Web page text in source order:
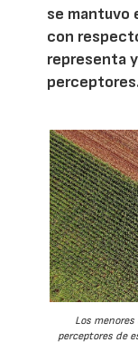
se mantuvo
con
representa
Los
perceptores de